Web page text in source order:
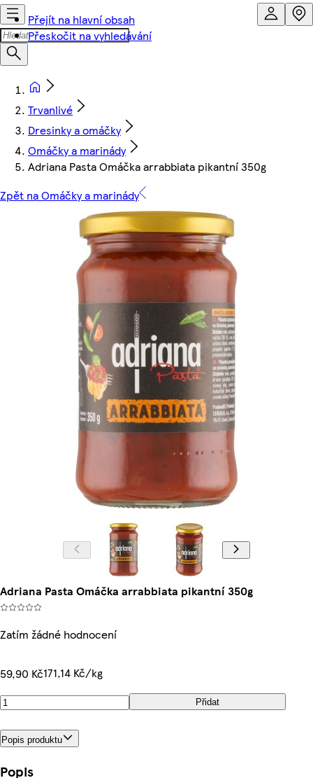
Přejít na hlavní obsah
Přeskočit na vyhledávání
Trvanlivé
Dresinky a omáčky
Omáčky a marinády
Adriana Pasta Omáčka arrabbiata pikantní 350g
Zpět na Omáčky a marinády
Adriana Pasta Omáčka arrabbiata pikantní 350g
Zatím žádné hodnocení
59,90 Kč171,14 Kč/kg
Přidat
Popis produktu
Popis